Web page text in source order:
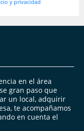
y privacidad
en el área
gran paso que
un local, adquirir
te acompañamos
en cuenta el